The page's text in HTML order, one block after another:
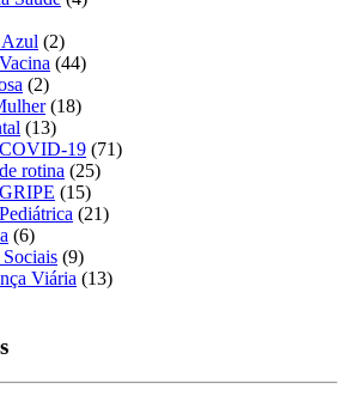
(2)
(44)
(2)
(18)
(13)
19 (71)
rotina (25)
(15)
(21)
(6)
(9)
Viária (13)